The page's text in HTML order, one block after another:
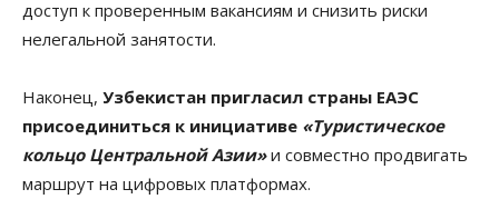
доступ к проверенным вакансиям и снизить риски
нелегальной занятости.
Наконец, Узбекистан пригласил страны ЕАЭС
присоединиться к инициативе «Туристическое
кольцо Центральной Азии»и совместно продвигать
маршрут на цифровых платформах.